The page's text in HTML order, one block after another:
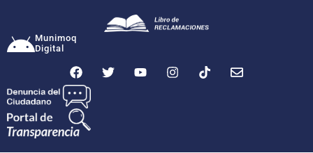
Munimoq
Digital